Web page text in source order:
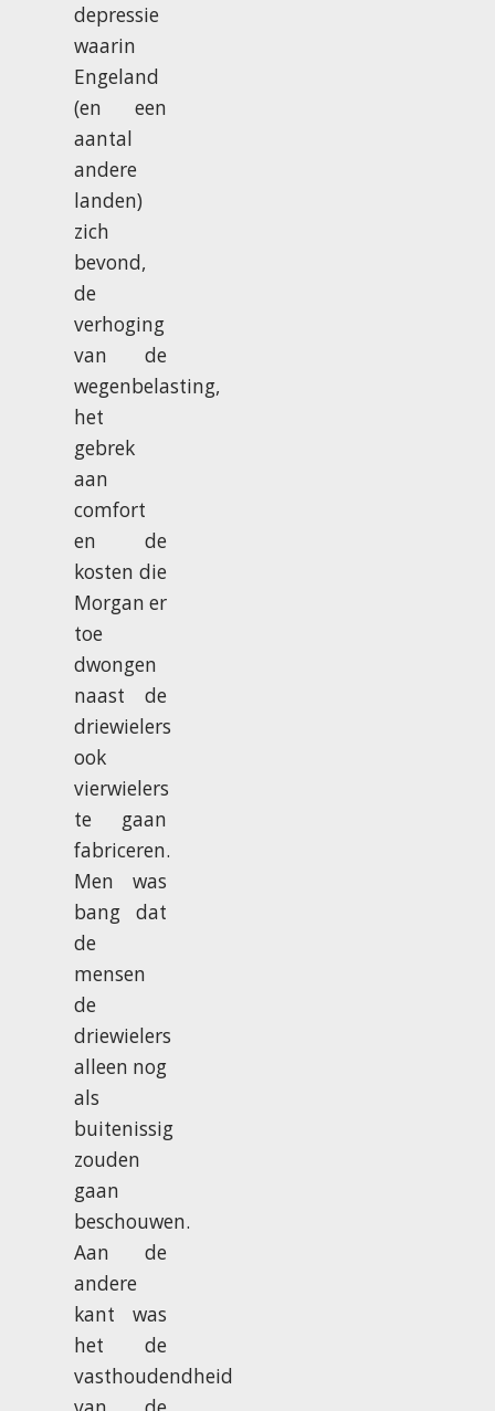
depressie
waarin
Engeland
(en een
aantal
andere
landen)
zich
bevond,
de
verhoging
van de
wegenbelasting,
het
gebrek
aan
comfort
en de
kosten die
Morgan er
toe
dwongen
naast de
driewielers
ook
vierwielers
te gaan
fabriceren.
Men was
bang dat
de
mensen
de
driewielers
alleen nog
als
buitenissig
zouden
gaan
beschouwen.
Aan de
andere
kant was
het de
vasthoudendheid